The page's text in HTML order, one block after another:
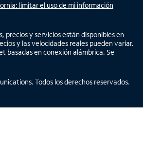
limitar el uso de mi información
precios y servicios están disponibles en
y las velocidades reales pueden variar.
basadas en conexión alámbrica. Se
Todos los derechos reservados.